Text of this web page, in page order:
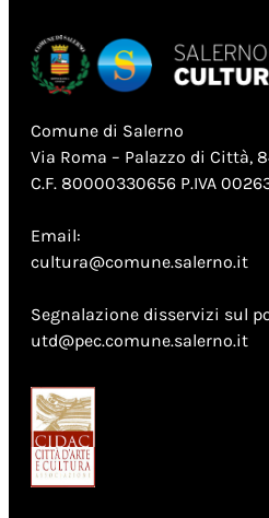
Comune di Salerno
Via Roma – Palazzo di Città,
C.F. 80000330656 P.IVA
Email:
cultura@comune.salerno.it
Segnalazione disservizi sul
utd@pec.comune.salerno.it